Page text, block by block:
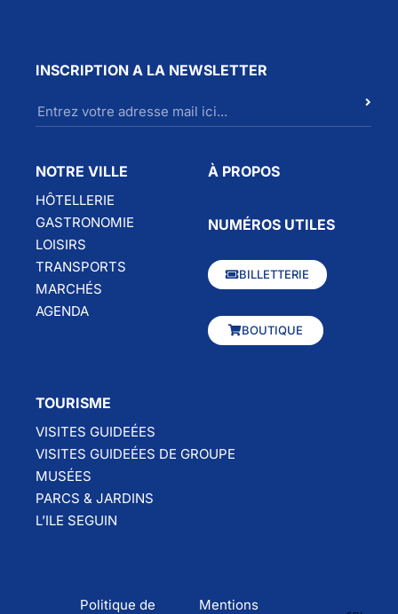
INSCRIPTION A LA NEWSLETTER
NOTRE VILLE
HÔTELLERIE
GASTRONOMIE
LOISIRS
TRANSPORTS
MARCHÉS
AGENDA
À PROPOS
NUMÉROS UTILES
BILLETTERIE
BOUTIQUE
TOURISME
VISITES GUIDEÉES
VISITES GUIDEÉES DE GROUPE
MUSÉES
PARCS & JARDINS
L’ILE SEGUIN
Politique de Mentions